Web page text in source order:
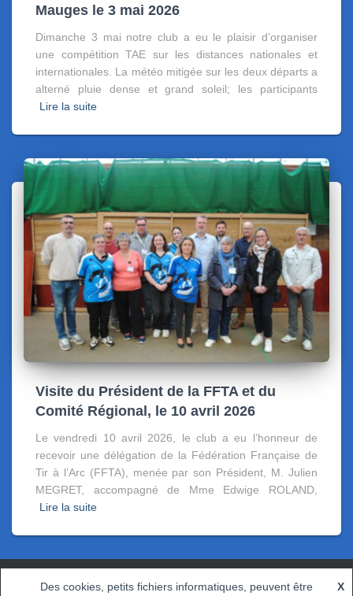
Mauges le 3 mai 2026
Dimanche 3 mai notre club a eu le plaisir d’organiser
une compétition TAE sur les distances nationales et
internationales. La météo mitigée sur les deux départs a
alterné pluie dense et grand soleil; les participants
Lire la suite
Visite du Président de la FFTA et du
Comité Régional, le 10 avril 2026
Le vendredi 10 avril 2026, le club a eu l’honneur de
recevoir une délégation de la Fédération Française de
Tir à l’Arc (FFTA), menée par son Président, M. Julien
MEGRET, accompagné de Mme Edwige ROLAND,
Lire la suite
Des cookies, petits fichiers informatiques, peuvent être X